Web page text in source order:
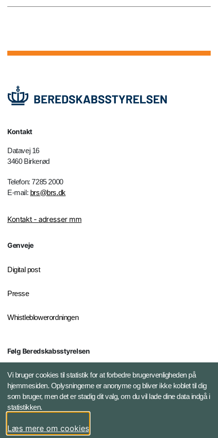
Kontakt
Datavej 16
3460 Birkerød
Telefon: 7285 2000
E-mail: brs@brs.dk
Kontakt - adresser mm
Genveje
Digital post
Presse
Whistleblowerordningen
Følg Beredskabsstyrelsen
X BRSdk
LinkedIn BRS-profil
Vi bruger cookies til statistik for at forbedre brugervenligheden på
hjemmesiden. Oplysningerne er anonyme og bliver ikke koblet til dig
som bruger, men det er stadig dit valg, om du vil lade dine data indgå i
statistikken.
Læs mere om cookies